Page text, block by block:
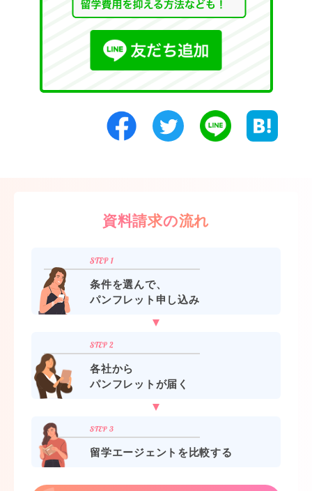
資料請求の流れ
条件を選んで、
パンフレット申し込み
各社から
パンフレットが届く
留学エージェントを比較する